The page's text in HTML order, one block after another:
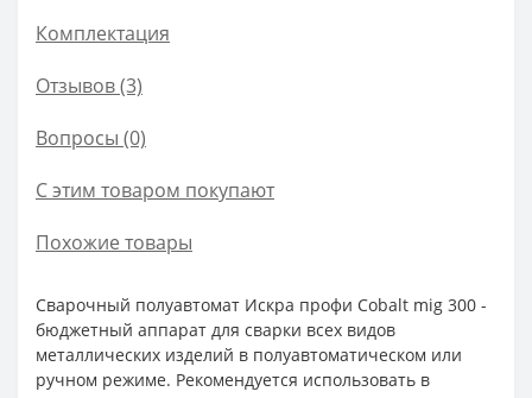
Комплектация
Отзывов (3)
Вопросы (0)
С этим товаром покупают
Похожие товары
Сварочный полуавтомат Искра профи Cobalt mig 300 -
бюджетный аппарат для сварки всех видов
металлических изделий в полуавтоматическом или
ручном режиме. Рекомендуется использовать в